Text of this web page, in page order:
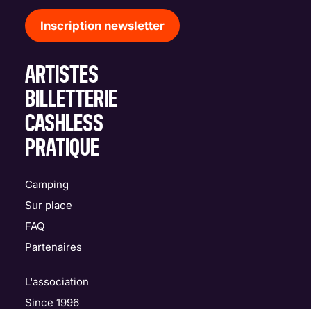
Inscription newsletter
ARTISTES
BILLETTERIE
CASHLESS
PRATIQUE
Camping
Sur place
FAQ
Partenaires
L'association
Since 1996